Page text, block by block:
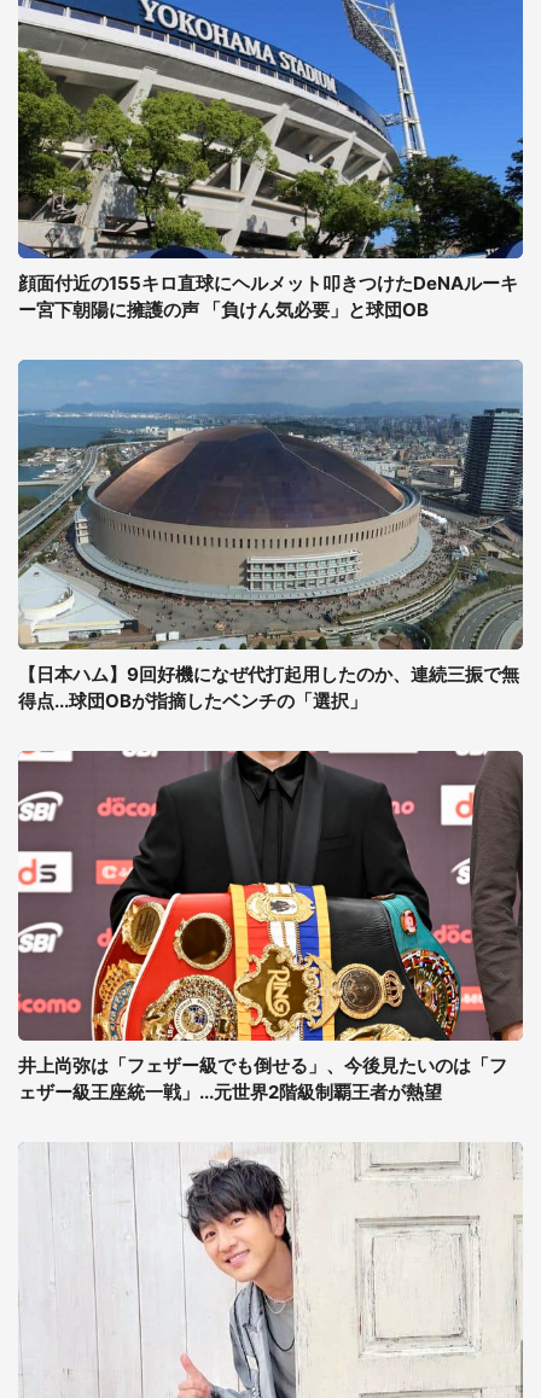
顔面付近の155キロ直球にヘルメット叩きつけたDeNAルーキ
ー宮下朝陽に擁護の声 「負けん気必要」と球団OB
【日本ハム】9回好機になぜ代打起用したのか、連続三振で無
得点...球団OBが指摘したベンチの「選択」
井上尚弥は「フェザー級でも倒せる」、今後見たいのは「フ
ェザー級王座統一戦」...元世界2階級制覇王者が熱望